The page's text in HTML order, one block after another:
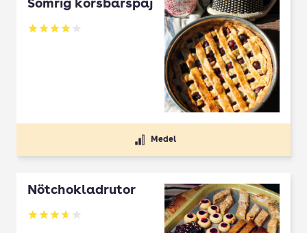
Somrig körsbärspaj
Betyg: 4 av 5
Medel
Nötchokladrutor
Betyg: 3.65 av 5